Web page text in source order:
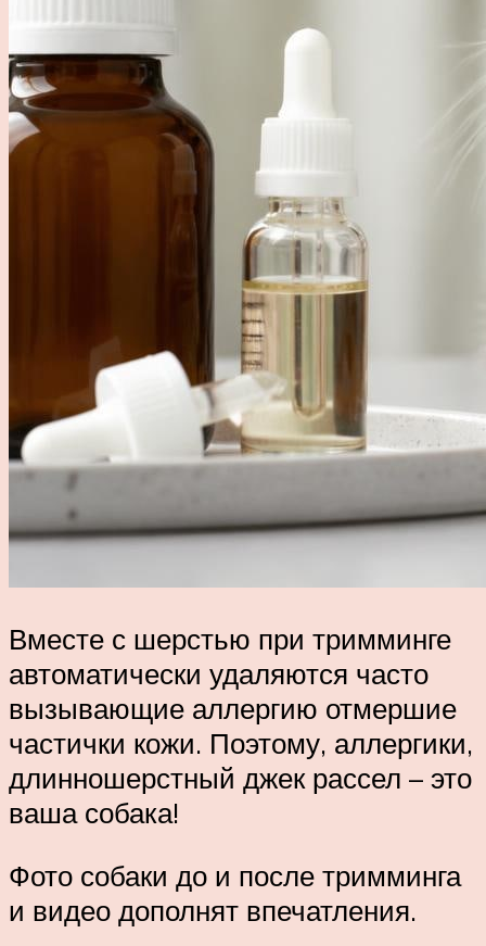
Вместе с шерстью при тримминге
автоматически удаляются часто
вызывающие аллергию отмершие
частички кожи. Поэтому, аллергики,
длинношерстный джек рассел – это
ваша собака!
Фото собаки до и после тримминга
и видео дополнят впечатления.